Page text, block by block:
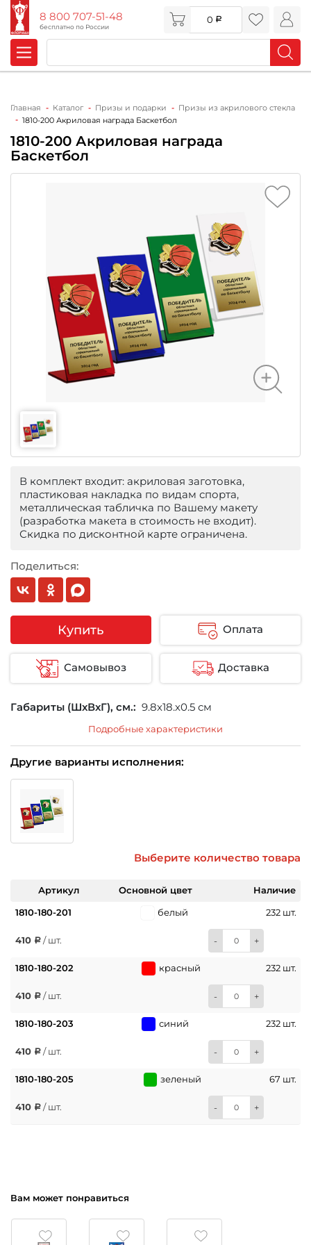
8 800 707-51-48
бесплатно по России
0
Главная Каталог Призы и подарки
Призы из акрилового стекла
1810-200 Акриловая награда Баскетбол
1810-200 Акриловая награда
Баскетбол
В комплект входит: акриловая заготовка,
пластиковая накладка по видам спорта,
металлическая табличка по Вашему макету
(разработка макета в стоимость не входит).
Скидка по дисконтной карте ограничена.
Поделиться:
Купить Оплата
Самовывоз Доставка
Габариты (ШхВхГ), см.: 9.8х18.х0.5 см
Подробные характеристики
Другие варианты исполнения:
Выберите количество товара
Артикул Основной цвет Наличие
1810-180-201 белый 232 шт.
410 / шт. - +
1810-180-202 красный 232 шт.
410 / шт. - +
1810-180-203 синий 232 шт.
410 / шт. - +
1810-180-205 зеленый 67 шт.
410 / шт. - +
Вам может понравиться